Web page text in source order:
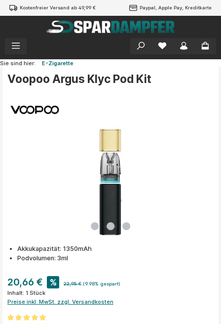
springen
Kostenfreier Versand ab 49,99 € Paypal, Apple Pay, Kreditkarte
Sie sind hier: E-Zigarette
Voopoo Argus Klyc Pod Kit
Akkukapazität: 1350mAh
Podvolumen: 3ml
20,66 € % 22,95 € (9.98% gespart)
Inhalt: 1 Stück
Preise inkl. MwSt. zzgl. Versandkosten